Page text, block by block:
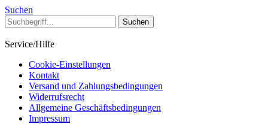
Suchen
Suchen
Service/Hilfe
Cookie-Einstellungen
Kontakt
Versand und Zahlungsbedingungen
Widerrufsrecht
Allgemeine Geschäftsbedingungen
Impressum